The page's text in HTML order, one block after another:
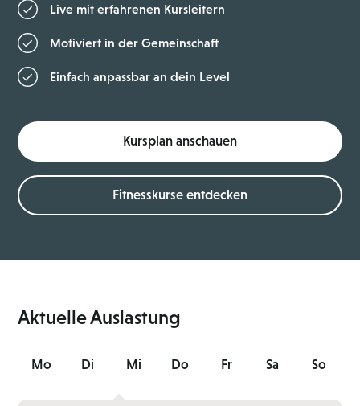
Live mit erfahrenen Kursleitern
Motiviert in der Gemeinschaft
Einfach anpassbar an dein Level
Kursplan anschauen
Fitnesskurse entdecken
Aktuelle Auslastung
Mo Di Mi Do Fr Sa So